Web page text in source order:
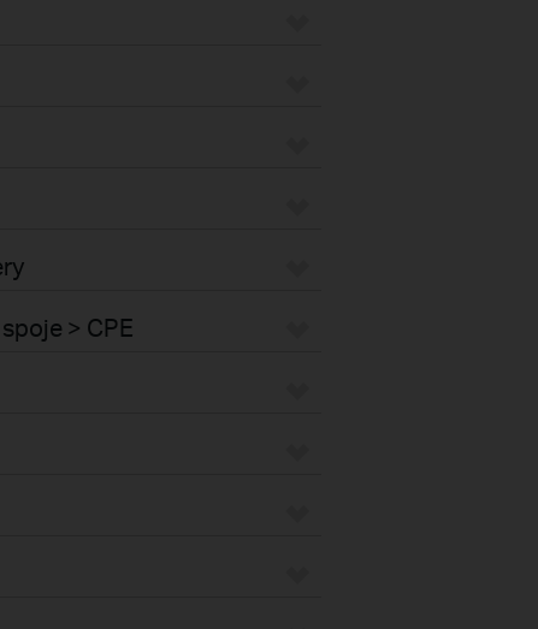
> CPE